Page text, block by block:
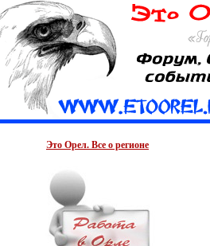
Это Орел. Все о регионе